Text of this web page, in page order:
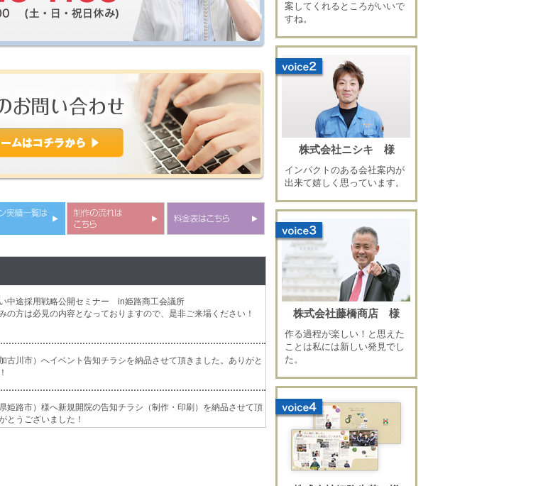
案してくれるところがいいで
すね。
株式会社ニシキ 様
インパクトのある会社案内が
出来て嬉しく思っています。
株式会社藤橋商店 様
作る過程が楽しい！と思えた
ことは私には新しい発見でし
た。